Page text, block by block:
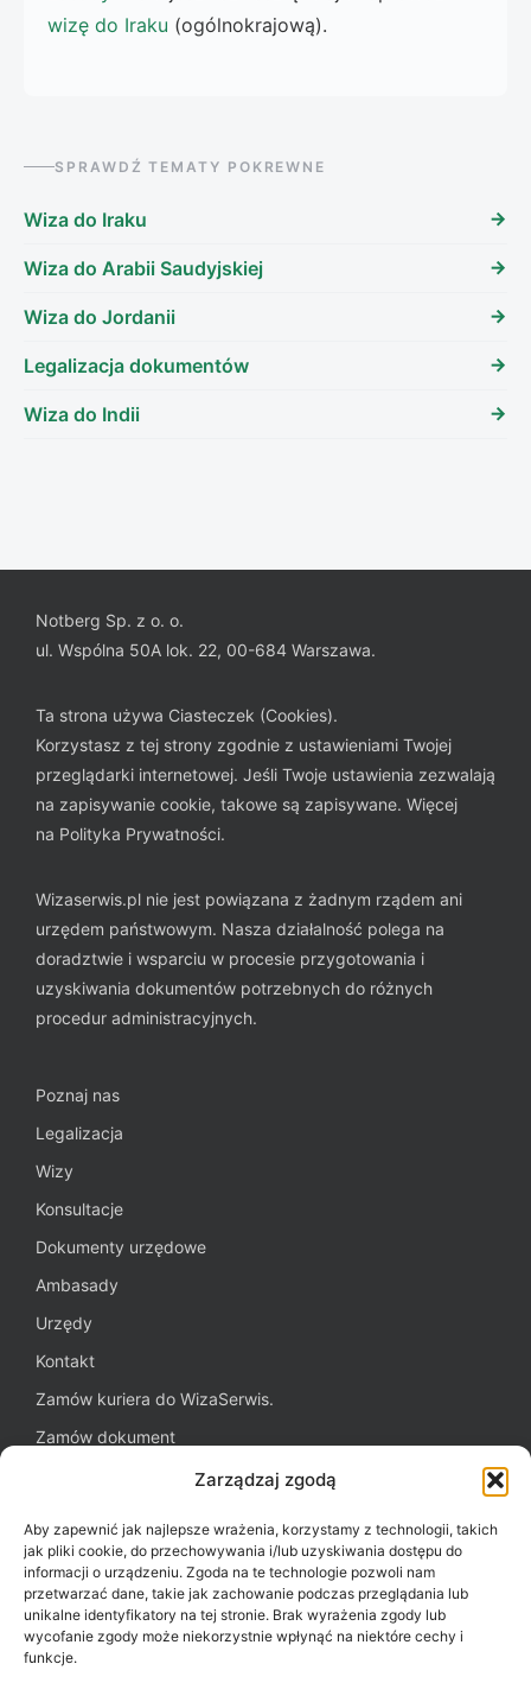
Zarządzaj zgodą
Aby zapewnić jak najlepsze wrażenia, korzystamy z technologii, takich
jak pliki cookie, do przechowywania i/lub uzyskiwania dostępu do
informacji o urządzeniu. Zgoda na te technologie pozwoli nam
przetwarzać dane, takie jak zachowanie podczas przeglądania lub
unikalne identyfikatory na tej stronie. Brak wyrażenia zgody lub
wycofanie zgody może niekorzystnie wpłynąć na niektóre cechy i
funkcje.
wizę do Iraku (ogólnokrajową).
SPRAWDŹ TEMATY POKREWNE
Wiza do Iraku
Wiza do Arabii Saudyjskiej
Wiza do Jordanii
Legalizacja dokumentów
Wiza do Indii
Notberg Sp. z o. o.
ul. Wspólna 50A lok. 22, 00-684 Warszawa.
Ta strona używa Ciasteczek (Cookies).
Korzystasz z tej strony zgodnie z ustawieniami Twojej
przeglądarki internetowej. Jeśli Twoje ustawienia zezwalają
na zapisywanie cookie, takowe są zapisywane. Więcej
na Polityka Prywatności.
Wizaserwis.pl nie jest powiązana z żadnym rządem ani
urzędem państwowym. Nasza działalność polega na
doradztwie i wsparciu w procesie przygotowania i
uzyskiwania dokumentów potrzebnych do różnych
procedur administracyjnych.
Poznaj nas
Legalizacja
Wizy
Konsultacje
Dokumenty urzędowe
Ambasady
Urzędy
Kontakt
Zamów kuriera do WizaSerwis.
Zamów dokument
Polityka plików cookies (EU)
Potrzebujesz pomocy?